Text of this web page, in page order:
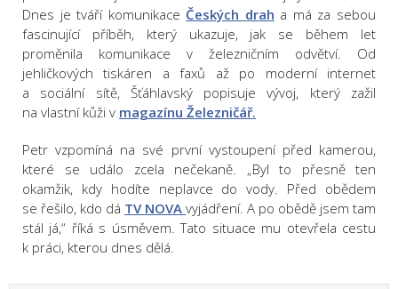
Dnes je tváří komunikace Českých drah a má za sebou
fascinující příběh, který ukazuje, jak se během let
proměnila komunikace v železničním odvětví. Od
jehličkových tiskáren a faxů až po moderní internet
a sociální sítě, Šťáhlavský popisuje vývoj, který zažil
na vlastní kůži v magazínu Železničář.
Petr vzpomíná na své první vystoupení před kamerou,
které se událo zcela nečekaně. „Byl to přesně ten
okamžik, kdy hodíte neplavce do vody. Před obědem
se řešilo, kdo dá TV NOVA vyjádření. A po obědě jsem tam
stál já,“ říká s úsměvem. Tato situace mu otevřela cestu
k práci, kterou dnes dělá.